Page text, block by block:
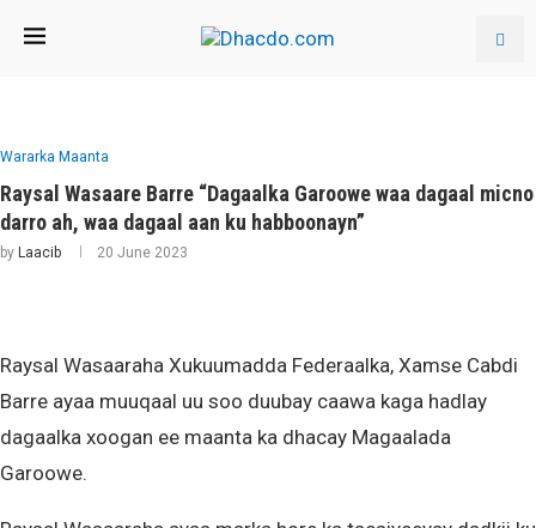
Wararka Maanta
Raysal Wasaare Barre “Dagaalka Garoowe waa dagaal micno
darro ah, waa dagaal aan ku habboonayn”
by Laacib 20 June 2023
Raysal Wasaaraha Xukuumadda Federaalka, Xamse Cabdi
Barre ayaa muuqaal uu soo duubay caawa kaga hadlay
dagaalka xoogan ee maanta ka dhacay Magaalada
Garoowe.